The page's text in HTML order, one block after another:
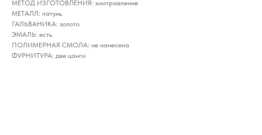
МЕТОД ИЗГОТОВЛЕНИЯ: химтравление
МЕТАЛЛ: латунь
ГАЛЬВАНИКА: золото
ЭМАЛЬ: есть
ПОЛИМЕРНАЯ СМОЛА: не нанесена
ФУРНИТУРА: две цанги